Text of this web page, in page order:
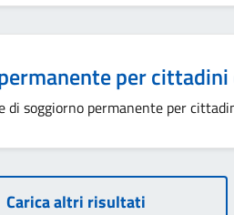
per
di soggiorno permanente per
Carica altri risultati